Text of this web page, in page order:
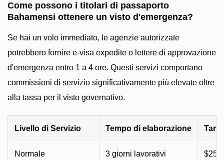
Come possono i titolari di passaporto
Bahamensi ottenere un visto d'emergenza?
Se hai un volo immediato, le agenzie autorizzate
potrebbero fornire e-visa expedite o lettere di approvazione
d'emergenza entro 1 a 4 ore. Questi servizi comportano
commissioni di servizio significativamente più elevate oltre
alla tassa per il visto governativo.
Livello di Servizio Tempo di elaborazione
Normale 3 giorni lavorativi $25